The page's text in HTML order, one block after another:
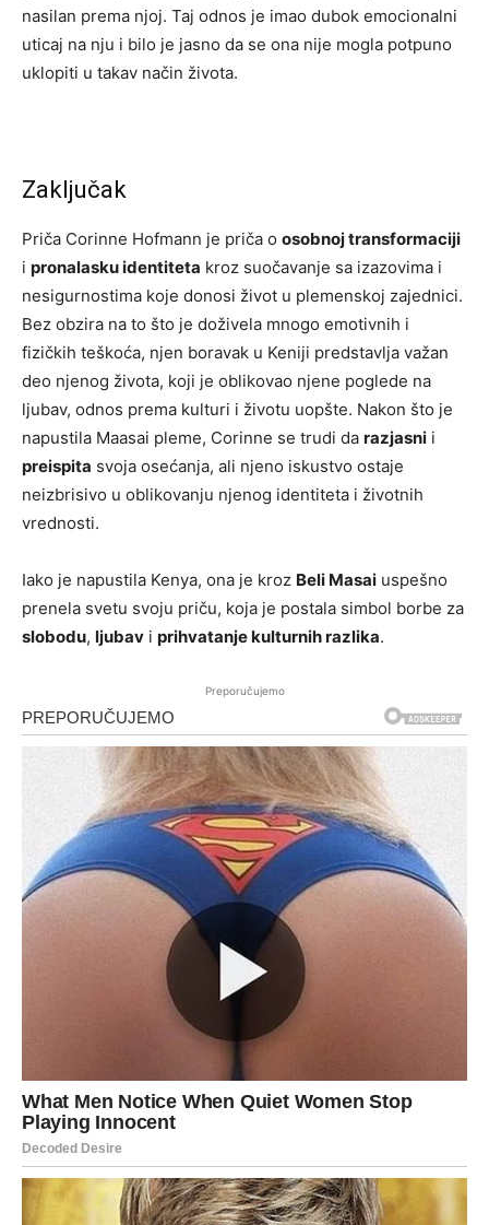
nasilan prema njoj. Taj odnos je imao dubok emocionalni
uticaj na nju i bilo je jasno da se ona nije mogla potpuno
uklopiti u takav način života.
Zaključak
Priča Corinne Hofmann je priča o osobnoj transformaciji
i pronalasku identiteta kroz suočavanje sa izazovima i
nesigurnostima koje donosi život u plemenskoj zajednici.
Bez obzira na to što je doživela mnogo emotivnih i
fizičkih teškoća, njen boravak u Keniji predstavlja važan
deo njenog života, koji je oblikovao njene poglede na
ljubav, odnos prema kulturi i životu uopšte. Nakon što je
napustila Maasai pleme, Corinne se trudi da razjasni i
preispita svoja osećanja, ali njeno iskustvo ostaje
neizbrisivo u oblikovanju njenog identiteta i životnih
vrednosti.
Iako je napustila Kenya, ona je kroz Beli Masai uspešno
prenela svetu svoju priču, koja je postala simbol borbe za
slobodu, ljubav i prihvatanje kulturnih razlika.
Preporučujemo